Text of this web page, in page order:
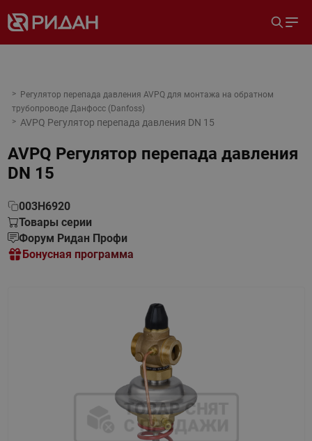
Регулятор перепада давления AVPQ для монтажа на обратном
трубопроводе Данфосс (Danfoss)
AVPQ Регулятор перепада давления DN 15
AVPQ Регулятор перепада давления
DN 15
003H6920
Товары серии
Форум Ридан Профи
Бонусная программа